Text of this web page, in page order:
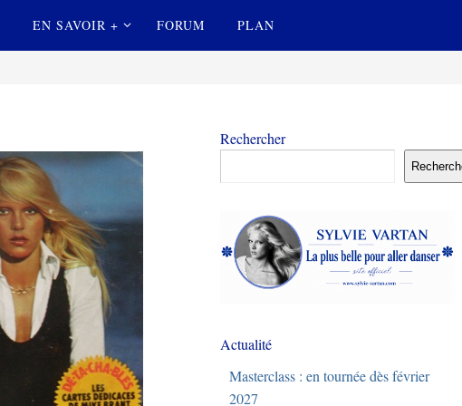
EN SAVOIR + FORUM PLAN
Rechercher
Actualité
Masterclass : en tournée dès février
2027